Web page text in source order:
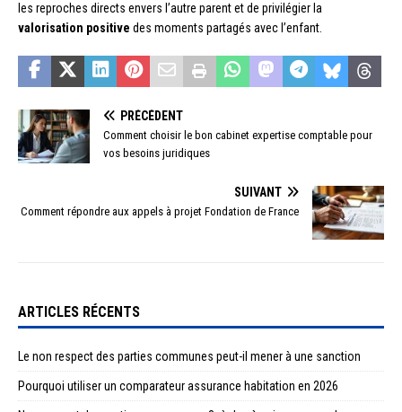
les reproches directs envers l’autre parent et de privilégier la
valorisation positive des moments partagés avec l’enfant.
PRÉCÉDENT
Comment choisir le bon cabinet expertise comptable pour
vos besoins juridiques
SUIVANT
Comment répondre aux appels à projet Fondation de France
ARTICLES RÉCENTS
Le non respect des parties communes peut-il mener à une sanction
Pourquoi utiliser un comparateur assurance habitation en 2026